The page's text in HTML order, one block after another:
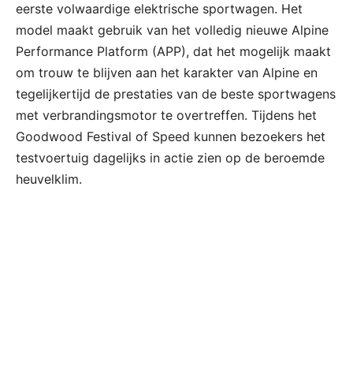
eerste volwaardige elektrische sportwagen. Het
model maakt gebruik van het volledig nieuwe Alpine
Performance Platform (APP), dat het mogelijk maakt
om trouw te blijven aan het karakter van Alpine en
tegelijkertijd de prestaties van de beste sportwagens
met verbrandingsmotor te overtreffen. Tijdens het
Goodwood Festival of Speed kunnen bezoekers het
testvoertuig dagelijks in actie zien op de beroemde
heuvelklim.